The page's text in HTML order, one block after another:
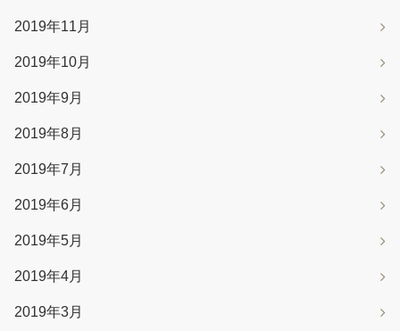
2019年11月
2019年10月
2019年9月
2019年8月
2019年7月
2019年6月
2019年5月
2019年4月
2019年3月